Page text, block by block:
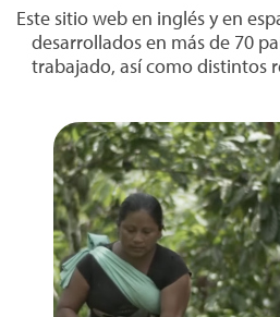
Este sitio web en inglés y en
desarrollados en más de 70
trabajado, así como distintos